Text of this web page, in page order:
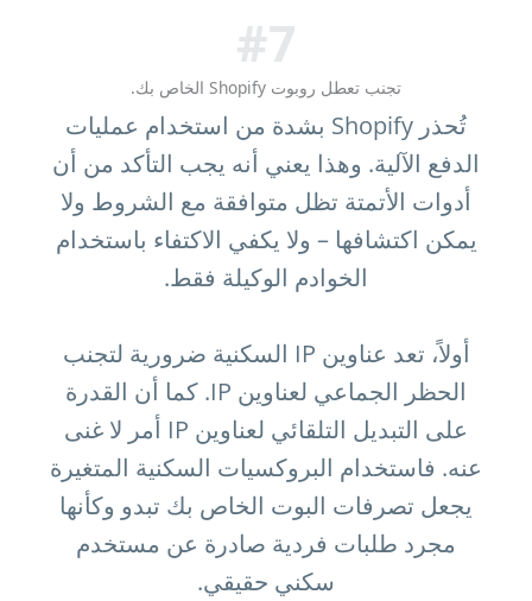
#7
تجنب تعطل روبوت Shopify الخاص بك.
تُحذر Shopify بشدة من استخدام عمليات
الدفع الآلية. وهذا يعني أنه يجب التأكد من أن
أدوات الأتمتة تظل متوافقة مع الشروط ولا
يمكن اكتشافها – ولا يكفي الاكتفاء باستخدام
الخوادم الوكيلة فقط.
أولاً، تعد عناوين IP السكنية ضرورية لتجنب
الحظر الجماعي لعناوين IP. كما أن القدرة
على التبديل التلقائي لعناوين IP أمر لا غنى
عنه. فاستخدام البروكسيات السكنية المتغيرة
يجعل تصرفات البوت الخاص بك تبدو وكأنها
مجرد طلبات فردية صادرة عن مستخدم
سكني حقيقي.